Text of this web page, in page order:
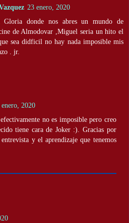
23 enero, 2020
Gloria donde nos abres un mundo de
de Almodovar ,Miguel seria un hito el
sea didficil no hay nada imposible mis
. jr.
enero, 2020
no es imposible pero creo
tiene cara de Joker :). Gracias por
y el aprendizaje que tenemos